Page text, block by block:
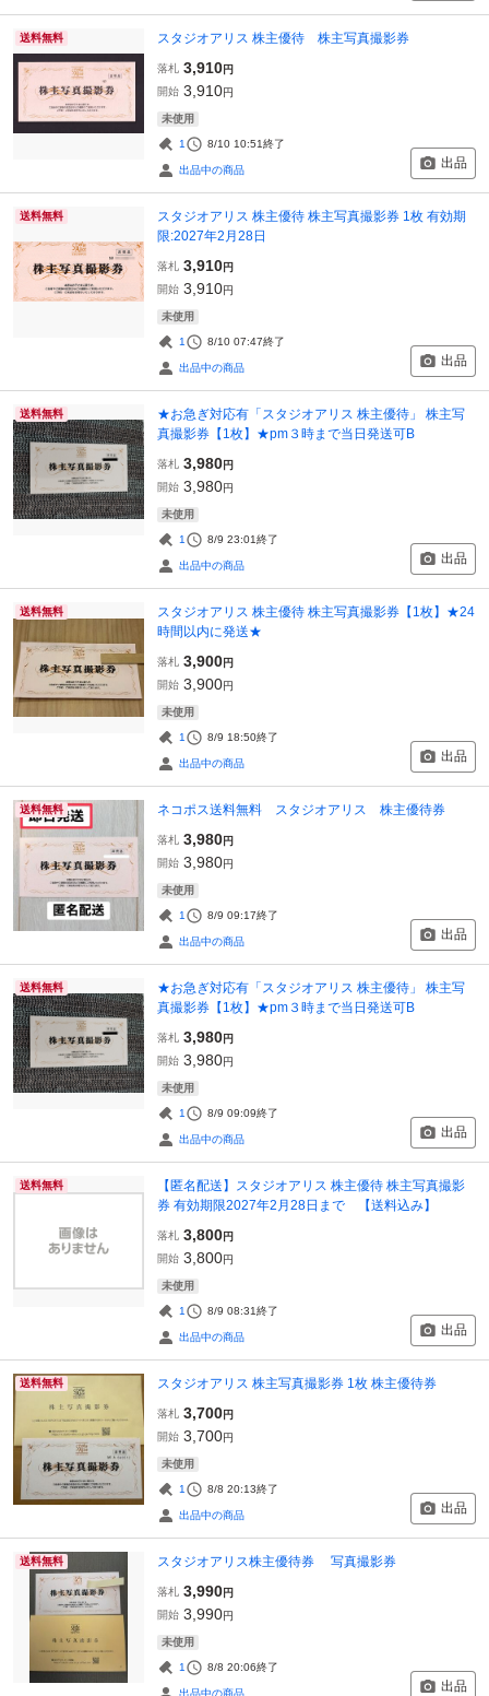
送料無料 スタジオアリス 株主優待 株主写真撮影券
落札 3,910円
開始 3,910円
未使用
1 8/10 10:51終了
出品中の商品 出品
送料無料
スタジオアリス 株主優待 株主写真撮影券 1枚 有効期
限:2027年2月28日
落札 3,910円
開始 3,910円
未使用
1 8/10 07:47終了
出品中の商品 出品
送料無料
★お急ぎ対応有「スタジオアリス 株主優待」 株主写
真撮影券【1枚】★pm３時まで当日発送可B
落札 3,980円
開始 3,980円
未使用
1 8/9 23:01終了
出品中の商品 出品
送料無料
スタジオアリス 株主優待 株主写真撮影券【1枚】★24
時間以内に発送★
落札 3,900円
開始 3,900円
未使用
1 8/9 18:50終了
出品中の商品 出品
送料無料 ネコポス送料無料 スタジオアリス 株主優待券
落札 3,980円
開始 3,980円
未使用
1 8/9 09:17終了
出品中の商品 出品
送料無料
★お急ぎ対応有「スタジオアリス 株主優待」 株主写
真撮影券【1枚】★pm３時まで当日発送可B
落札 3,980円
開始 3,980円
未使用
1 8/9 09:09終了
出品中の商品 出品
送料無料
【匿名配送】スタジオアリス 株主優待 株主写真撮影
券 有効期限2027年2月28日まで 【送料込み】
落札 3,800円
開始 3,800円
未使用
1 8/9 08:31終了
出品中の商品 出品
送料無料 スタジオアリス 株主写真撮影券 1枚 株主優待券
落札 3,700円
開始 3,700円
未使用
1 8/8 20:13終了
出品中の商品 出品
送料無料 スタジオアリス株主優待券 写真撮影券
落札 3,990円
開始 3,990円
未使用
1 8/8 20:06終了
出品中の商品 出品